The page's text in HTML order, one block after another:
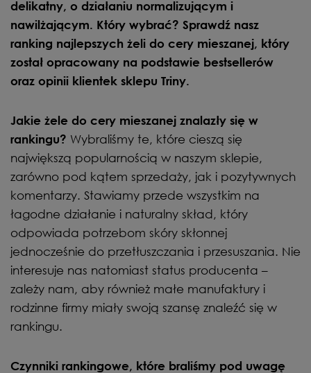
delikatny, o działaniu normalizującym i
nawilżającym. Który wybrać? Sprawdź nasz
ranking najlepszych żeli do cery mieszanej, który
został opracowany na podstawie bestsellerów
oraz opinii klientek sklepu Triny.
Jakie żele do cery mieszanej znalazły się w
rankingu? Wybraliśmy te, które cieszą się
największą popularnością w naszym sklepie,
zarówno pod kątem sprzedaży, jak i pozytywnych
komentarzy. Stawiamy przede wszystkim na
łagodne działanie i naturalny skład, który
odpowiada potrzebom skóry skłonnej
jednocześnie do przetłuszczania i przesuszania. Nie
interesuje nas natomiast status producenta –
zależy nam, aby również małe manufaktury i
rodzinne firmy miały swoją szansę znaleźć się w
rankingu.
Czynniki rankingowe, które braliśmy pod uwagę